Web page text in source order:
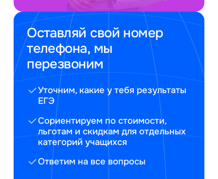
Оставляй свой номер
телефона, мы
перезвоним
Уточним, какие у тебя результаты
ЕГЭ
Сориентируем по стоимости,
льготам и скидкам для отдельных
категорий учащихся
Ответим на все вопросы